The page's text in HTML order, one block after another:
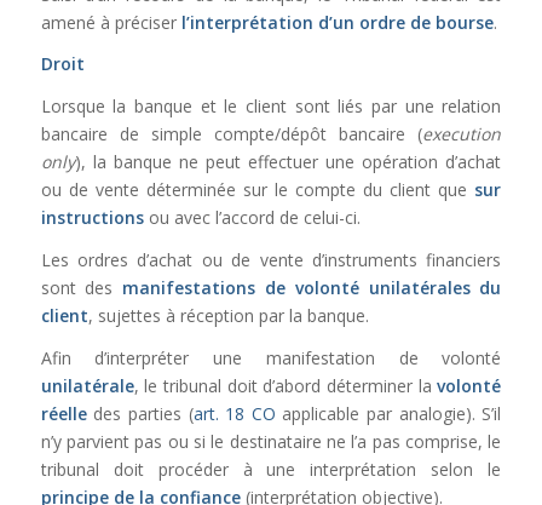
amené à préciser l’interprétation d’un ordre de bourse.
Droit
Lorsque la banque et le client sont liés par une relation
bancaire de simple compte/dépôt bancaire (execution
only), la banque ne peut effectuer une opération d’achat
ou de vente déterminée sur le compte du client que sur
instructionsou avec l’accord de celui-ci.
Les ordres d’achat ou de vente d’instruments financiers
sont des manifestations de volonté unilatérales du
client, sujettes à réception par la banque.
Afin d’interpréter une manifestation de volonté
unilatérale, le tribunal doit d’abord déterminer lavolonté
réelledes parties (art. 18 CO applicable par analogie). S’il
n’y parvient pas ou si le destinataire ne l’a pas comprise, le
tribunal doit procéder à une interprétation selon le
principe de la confiance(interprétation objective).